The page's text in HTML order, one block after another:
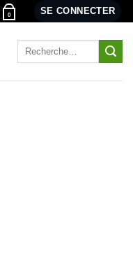
0 SE CONNECTER
Recherche